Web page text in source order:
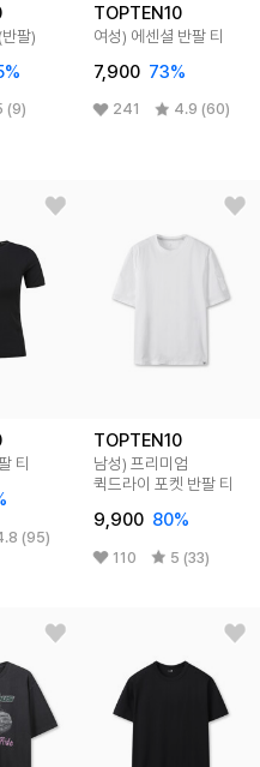
팔)
%
(9)
TOPTEN10
여성) 에센셜 반팔 티
7,900 73%
241 4.9 (60)
티
(95)
TOPTEN10
남성) 프리미엄
퀵드라이 포켓 반팔 티
9,900 80%
110 5 (33)